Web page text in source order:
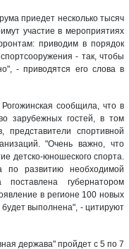
приедет несколько тысяч
участие в мероприятиях
приводим в порядок
- так, чтобы
- приводятся его слова в
сообщила, что в
зарубежных гостей, в том
представители спортивной
"Очень важно, что
детско-юношеского спорта.
по развитию необходимой
губернатором
в регионе 100 новых
выполнена", - цитируют
держава" пройдет с 5 по 7